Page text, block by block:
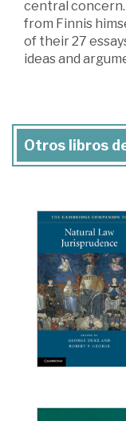
central
from Finnis
of their 27
ideas and
Otros libros